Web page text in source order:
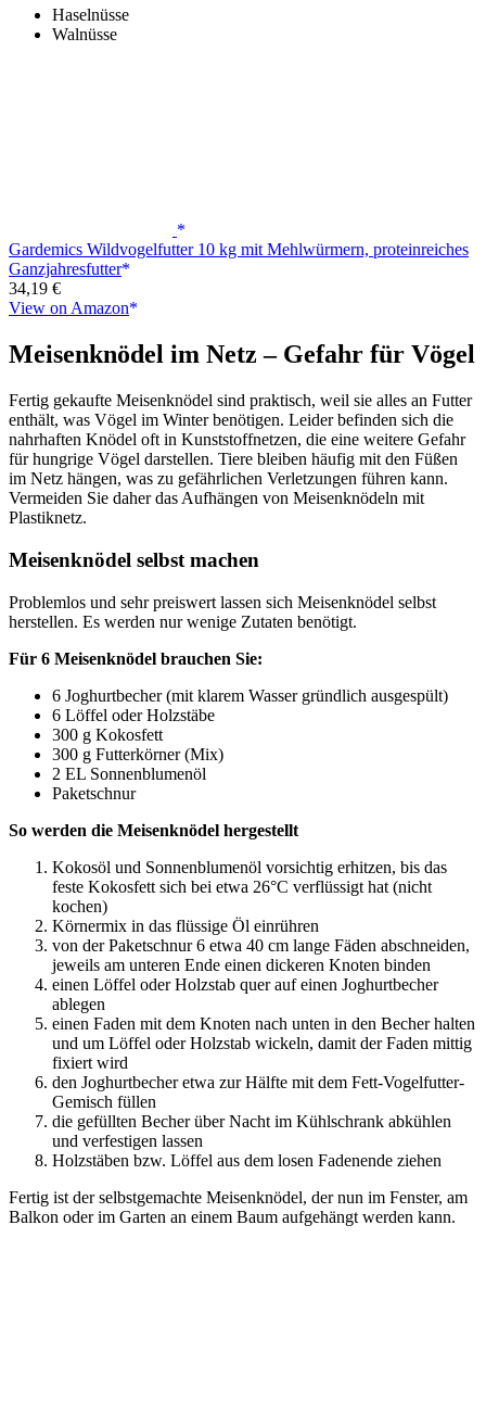
Haselnüsse
Walnüsse
Gardemics Wildvogelfutter 10 kg mit Mehlwürmern, proteinreiches
Ganzjahresfutter
34,19 €
View on Amazon
Meisenknödel im Netz – Gefahr für Vögel
Fertig gekaufte Meisenknödel sind praktisch, weil sie alles an Futter
enthält, was Vögel im Winter benötigen. Leider befinden sich die
nahrhaften Knödel oft in Kunststoffnetzen, die eine weitere Gefahr
für hungrige Vögel darstellen. Tiere bleiben häufig mit den Füßen
im Netz hängen, was zu gefährlichen Verletzungen führen kann.
Vermeiden Sie daher das Aufhängen von Meisenknödeln mit
Plastiknetz.
Meisenknödel selbst machen
Problemlos und sehr preiswert lassen sich Meisenknödel selbst
herstellen. Es werden nur wenige Zutaten benötigt.
Für 6 Meisenknödel brauchen Sie:
6 Joghurtbecher (mit klarem Wasser gründlich ausgespült)
6 Löffel oder Holzstäbe
300 g Kokosfett
300 g Futterkörner (Mix)
2 EL Sonnenblumenöl
Paketschnur
So werden die Meisenknödel hergestellt
Kokosöl und Sonnenblumenöl vorsichtig erhitzen, bis das
feste Kokosfett sich bei etwa 26°C verflüssigt hat (nicht
kochen)
Körnermix in das flüssige Öl einrühren
von der Paketschnur 6 etwa 40 cm lange Fäden abschneiden,
jeweils am unteren Ende einen dickeren Knoten binden
einen Löffel oder Holzstab quer auf einen Joghurtbecher
ablegen
einen Faden mit dem Knoten nach unten in den Becher halten
und um Löffel oder Holzstab wickeln, damit der Faden mittig
fixiert wird
den Joghurtbecher etwa zur Hälfte mit dem Fett-Vogelfutter-
Gemisch füllen
die gefüllten Becher über Nacht im Kühlschrank abkühlen
und verfestigen lassen
Holzstäben bzw. Löffel aus dem losen Fadenende ziehen
Fertig ist der selbstgemachte Meisenknödel, der nun im Fenster, am
Balkon oder im Garten an einem Baum aufgehängt werden kann.